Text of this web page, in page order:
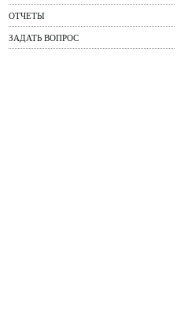
ОТЧЕТЫ
ЗАДАТЬ ВОПРОС